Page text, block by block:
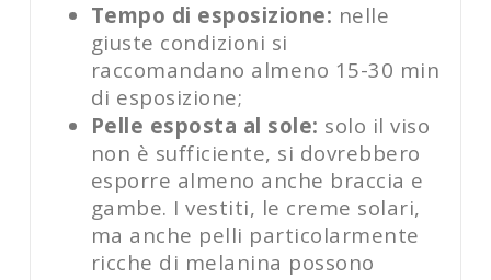
Tempo di esposizione: nelle
giuste condizioni si
raccomandano almeno 15-30 min
di esposizione;
Pelle esposta al sole: solo il viso
non è sufficiente, si dovrebbero
esporre almeno anche braccia e
gambe. I vestiti, le creme solari,
ma anche pelli particolarmente
ricche di melanina possono